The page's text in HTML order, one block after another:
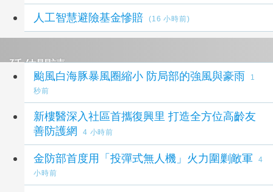
人工智慧避險基金慘賠 (16 小時前)
延伸閱讀
颱風白海豚暴風圈縮小 防局部的強風與豪雨
1
秒前
新樓醫深入社區首攜復興里 打造全方位高齡友
善防護網
4 小時前
金防部首度用「投彈式無人機」火力圍剿敵軍
4
小時前